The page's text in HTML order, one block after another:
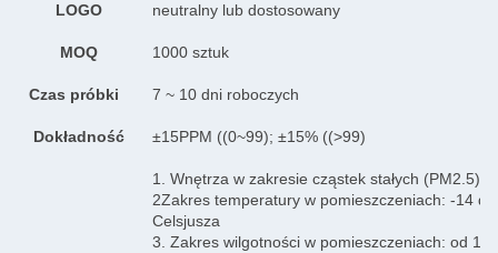
LOGO neutralny lub dostosowany
MOQ 1000 sztuk
Czas próbki 7 ~ 10 dni roboczych
Dokładność ±15PPM ((0~99); ±15% ((>99)
1. Wnętrza w zakresie cząstek stałych (PM2.5):
2Zakres temperatury w pomieszczeniach: -14
Celsjusza
3. Zakres wilgotności w pomieszczeniach: od